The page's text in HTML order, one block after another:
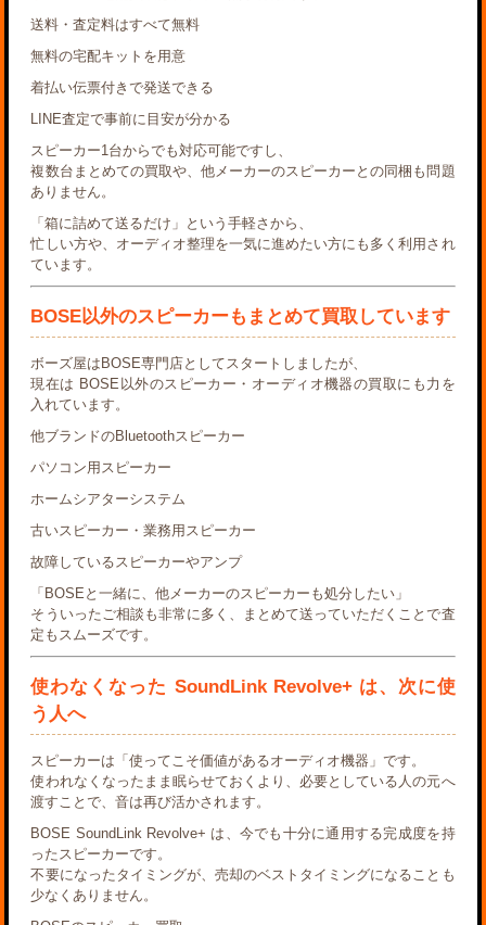
送料・査定料はすべて無料
無料の宅配キットを用意
着払い伝票付きで発送できる
LINE査定で事前に目安が分かる
スピーカー1台からでも対応可能ですし、
複数台まとめての買取や、他メーカーのスピーカーとの同梱も問題
ありません。
「箱に詰めて送るだけ」という手軽さから、
忙しい方や、オーディオ整理を一気に進めたい方にも多く利用され
ています。
BOSE以外のスピーカーもまとめて買取しています
ボーズ屋はBOSE専門店としてスタートしましたが、
現在は BOSE以外のスピーカー・オーディオ機器の買取にも力を
入れています 。
他ブランドのBluetoothスピーカー
パソコン用スピーカー
ホームシアターシステム
古いスピーカー・業務用スピーカー
故障しているスピーカーやアンプ
「BOSEと一緒に、他メーカーのスピーカーも処分したい」
そういったご相談も非常に多く、まとめて送っていただくことで査
定もスムーズです。
使わなくなった SoundLink Revolve+ は、次に使
う人へ
スピーカーは「使ってこそ価値があるオーディオ機器」です。
使われなくなったまま眠らせておくより、必要としている人の元へ
渡すことで、音は再び活かされます。
BOSE SoundLink Revolve+ は、今でも十分に通用する完成度を持
ったスピーカーです。
不要になったタイミングが、売却のベストタイミングになることも
少なくありません。